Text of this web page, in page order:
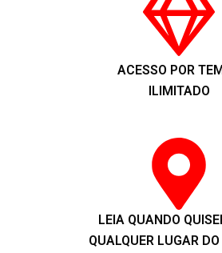
ACESSO POR
ILIMITADO
LEIA QUANDO
QUALQUER LUGAR